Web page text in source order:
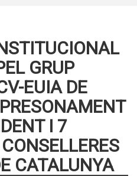
GRUP
EUIA DE
I 7
CATALUNYA